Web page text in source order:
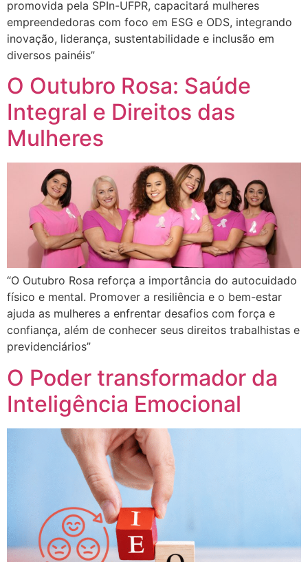
promovida pela SPIn-UFPR, capacitará mulheres
empreendedoras com foco em ESG e ODS, integrando
inovação, liderança, sustentabilidade e inclusão em
diversos painéis”
O Outubro Rosa: Saúde
Integral e Direitos das
Mulheres
“O Outubro Rosa reforça a importância do autocuidado
físico e mental. Promover a resiliência e o bem-estar
ajuda as mulheres a enfrentar desafios com força e
confiança, além de conhecer seus direitos trabalhistas e
previdenciários”
O Poder transformador da
Inteligência Emocional